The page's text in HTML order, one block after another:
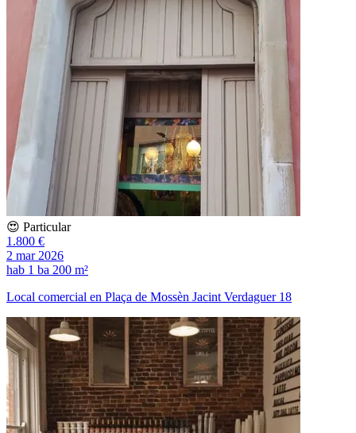
😍 Particular
1.800 €
2 mar 2026
hab 1 ba 200 m²
Local comercial en Plaça de Mossèn Jacint Verdaguer 18